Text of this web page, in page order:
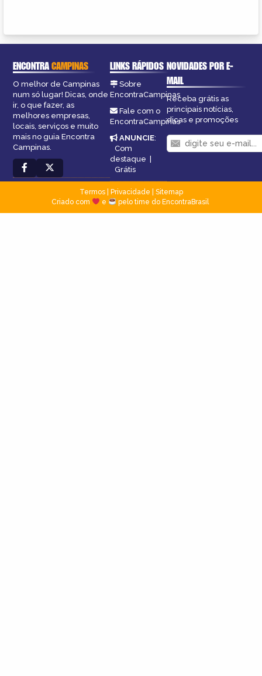
ENCONTRACAMPINAS
O melhor de Campinas
num só lugar! Dicas, onde
ir, o que fazer, as
melhores empresas,
locais, serviços e muito
mais no guia Encontra
Campinas.
LINKS RÁPIDOS
Sobre
EncontraCampinas
Fale com o
EncontraCampinas
ANUNCIE:
Com
destaque |
Grátis
NOVIDADES POR E-
MAIL
Receba grátis as
principais notícias,
dicas e promoções
Termos| Privacidade
Sitemap
Criado com
e pelo time do EncontraBrasil